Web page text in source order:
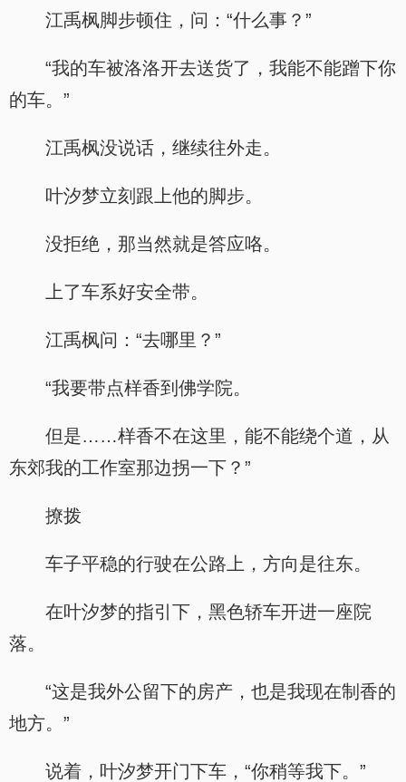
江禹枫脚步顿住，问：“什么事？”
“我的车被洛洛开去送货了，我能不能蹭下你
的车。”
江禹枫没说话，继续往外走。
叶汐梦立刻跟上他的脚步。
没拒绝，那当然就是答应咯。
上了车系好安全带。
江禹枫问：“去哪里？”
“我要带点样香到佛学院。
但是……样香不在这里，能不能绕个道，从
东郊我的工作室那边拐一下？”
撩拨
车子平稳的行驶在公路上，方向是往东。
在叶汐梦的指引下，黑色轿车开进一座院
落。
“这是我外公留下的房产，也是我现在制香的
地方。”
说着，叶汐梦开门下车，“你稍等我下。”